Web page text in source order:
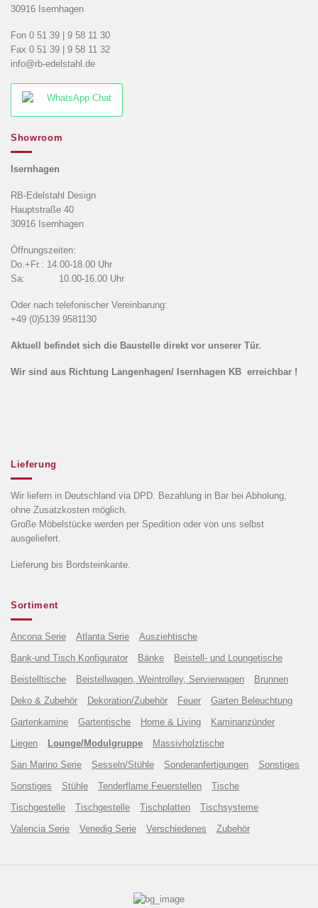
30916 Isernhagen
Fon 0 51 39 | 9 58 11 30
Fax 0 51 39 | 9 58 11 32
info@rb-edelstahl.de
WhatsApp Chat
Showroom
Isernhagen
RB-Edelstahl Design
Hauptstraße 40
30916 Isernhagen
Öffnungszeiten:
Do.+Fr.: 14.00-18.00 Uhr
Sa: 10.00-16.00 Uhr
Oder nach telefonischer Vereinbarung:
+49 (0)5139 9581130
Aktuell befindet sich die Baustelle direkt vor unserer Tür.
Wir sind aus Richtung Langenhagen/ Isernhagen KB erreichbar !
Lieferung
Wir liefern in Deutschland via DPD. Bezahlung in Bar bei Abholung,
ohne Zusatzkosten möglich.
Große Möbelstücke werden per Spedition oder von uns selbst
ausgeliefert.
Lieferung bis Bordsteinkante.
Sortiment
Ancona Serie Atlanta Serie
Ausziehtische
Bank-und Tisch Konfigurator
Bänke
Beistell- und Loungetische
Beistelltische
Beistellwagen, Weintrolley, Servierwagen
Brunnen
Deko & Zubehör
Dekoration/Zubehör Feuer
Garten Beleuchtung
Gartenkamine
Gartentische Home & Living
Kaminanzünder
Liegen
Lounge/Modulgruppe
Massivholztische
San Marino Serie
Sesseln/Stühle Sonderanfertigungen
Sonstiges
Sonstiges
Stühle Tenderflame Feuerstellen
Tische
Tischgestelle
Tischgestelle Tischplatten
Tischsysteme
Valencia Serie
Venedig Serie Verschiedenes Zubehör